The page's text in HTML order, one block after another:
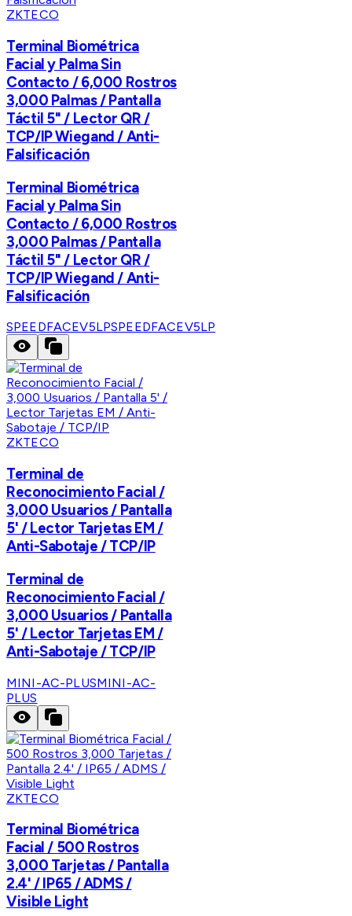
ZKTECO
Terminal Biométrica
Facial y Palma Sin
Contacto / 6,000 Rostros
3,000 Palmas / Pantalla
Táctil 5" / Lector QR /
TCP/IP Wiegand / Anti-
Falsificación
Terminal Biométrica
Facial y Palma Sin
Contacto / 6,000 Rostros
3,000 Palmas / Pantalla
Táctil 5" / Lector QR /
TCP/IP Wiegand / Anti-
Falsificación
SPEEDFACEV5LPSPEEDFACEV5LP
ZKTECO
Terminal de
Reconocimiento Facial /
3,000 Usuarios / Pantalla
5' / Lector Tarjetas EM /
Anti-Sabotaje / TCP/IP
Terminal de
Reconocimiento Facial /
3,000 Usuarios / Pantalla
5' / Lector Tarjetas EM /
Anti-Sabotaje / TCP/IP
MINI-AC-PLUSMINI-AC-
PLUS
ZKTECO
Terminal Biométrica
Facial / 500 Rostros
3,000 Tarjetas / Pantalla
2.4' / IP65 / ADMS /
Visible Light